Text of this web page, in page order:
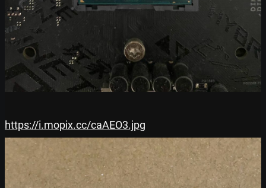
https://i.mopix.cc/caAEO3.jpg